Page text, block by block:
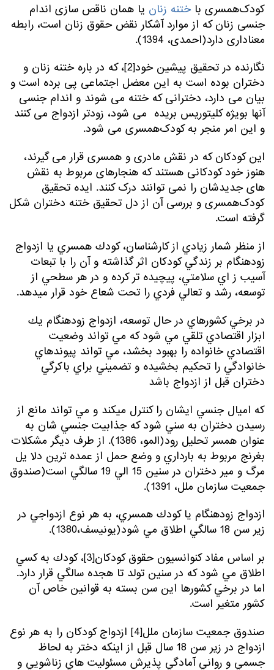
کودک‌همسری باختنه زنان یا همان ناقص سازی اندام
جنسی زنان که از موارد آشکار نقض حقوق زنان است، رابطه
معناداری دارد(احمدی، 1394).
نگارنده در تحقیق پیشین خود[2]، که در باره ختنه زنان و
دختران بوده است به این معضل اجتماعی پی برده است و
بیان می دارد، دخترانی که ختنه می شوند و اندام جنسی
آنها بویژه کلیتوریس بریده می شود، زودتر ازدواج می کنند
و این امر منجر به کودک‌همسری می شود.
این کودکان که در نقش مادری و همسری قرار می گیرند،
هنوز خود کودکانی هستند که هنجارهای مربوط به نقش
های جدیدشان را نمی توانند درک کنند. ایده تحقیق
کودک‌همسری و بررسی آن از دل تحقیق ختنه دختران شکل
گرفته است.
از منظر شمار زيادي از كارشناسان، كودك همسري يا ازدواج
زودهنگام بر زندگي كودكان اثر گذاشته و آن را با تبعات
آسيب ز اي سلامتي، پيچيده تر كرده و در هر سطحي از
توسعه، رشد و تعالي فردي را تحت شعاع خود قرار مي­دهد.
در برخي كشورهاي در حال توسعه، ازدواج زودهنگام يك
ابزار اقتصادي تلقي مي شود كه مي تواند وضعيت
اقتصادي خانواده را بهبود بخشد، مي تواند پيوندهاي
خانوادگي را تحكيم بخشيده و تضميني براي باكرگي
دختران قبل از ازدواج باشد
كه اميال جنسي ايشان را كنترل مي­كند و مي تواند مانع از
رسيدن دختران به سني شود كه جذابيت جنسي شان به
عنوان همسر تحليل رود(المو، 1386). از طرف ديگر مشكلات
بغرنج مربوط به بارداري و وضع حمل از عمده ترين دلا يل
مرگ و مير دختران در سنين 15 الي 19 سالگي است(صندوق
جمعيت سازمان ملل، 1391).
ازدواج زودهنگام يا كودك همسري، به هر نوع ازدواجي در
زير سن 18 سالگي اطلاق مي شود(يونيسف،1380).
بر اساس مفاد كنوانسيون حقوق كودكان[3]، كودك به كسي
اطلاق مي شود كه در سنين تولد تا هجده سالگي قرار دارد.
اما در برخي كشورها اين سن بسته به قوانين خاص آن
كشور متغير است.
صندوق جمعيت سازمان ملل[4] ازدواج كودكان را به هر نوع
ازدواج در زير سن 18 سال قبل از اينكه دختر به لحاظ
جسمي و رواني آمادگي پذيرش مسئوليت هاي زناشويي و